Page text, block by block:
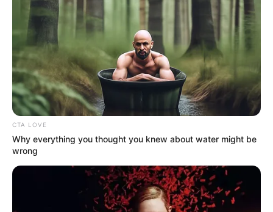
Hasil Renovasi Rumah Berusia
90 Tahun
CTA LOVE
Why everything you thought you knew about water might be
wrong